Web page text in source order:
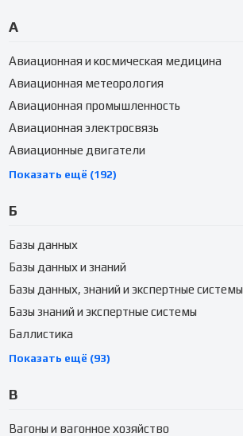
А
Авиационная и космическая медицина
Авиационная метеорология
Авиационная промышленность
Авиационная электросвязь
Авиационные двигатели
Показать ещё (192)
Б
Базы данных
Базы данных и знаний
Базы данных, знаний и экспертные системы
Базы знаний и экспертные системы
Баллистика
Показать ещё (93)
В
Вагоны и вагонное хозяйство